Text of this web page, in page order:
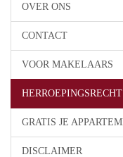
OVER ONS
CONTACT
VOOR MAKELAARS
HERROEPINGSRECHT
GRATIS JE
DISCLAIMER